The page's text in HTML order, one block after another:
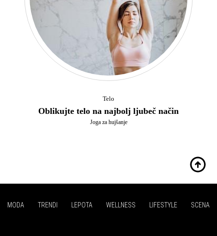
Telo
Oblikujte telo na najbolj ljubeč način
Joga za hujšanje
MODA TRENDI LEPOTA WELLNESS LIFESTYLE SCENA